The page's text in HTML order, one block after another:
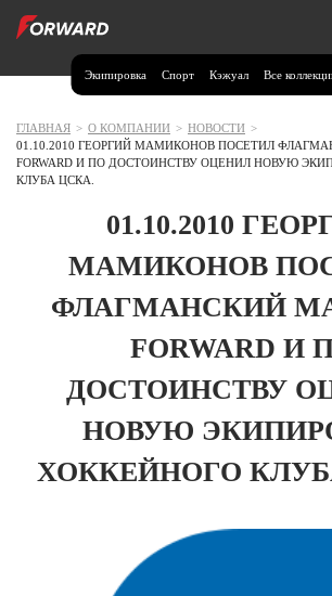
Экипировка Спорт Кэжуал Все
Москва и МО
Волгоградская область (1)
Воронежская область (1)
Иркутская область (2)
Калининградская область (1)
Краснодарский край (5)
Курская область (1)
Москва и МО (14)
Нижегородская область (1)
Республика Башкортостан (3)
ГЛАВНАЯ > О КОМПАНИИ > НОВОСТИ >
01.10.2010 ГЕОРГИЙ МАМИКОНОВ ПОСЕТИЛ
FORWARD И ПО ДОСТОИНСТВУ ОЦЕНИЛ НОВУЮ
КЛУБА ЦСКА.
01.10.2010
МАМИКОНОВ
ФЛАГМАНСКИЙ
FORWARD И
ДОСТОИНСТВУ
НОВУЮ
ХОККЕЙНОГО